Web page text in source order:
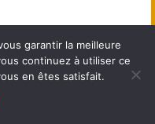
garantir la meilleure
continuez à utiliser ce
en êtes satisfait.